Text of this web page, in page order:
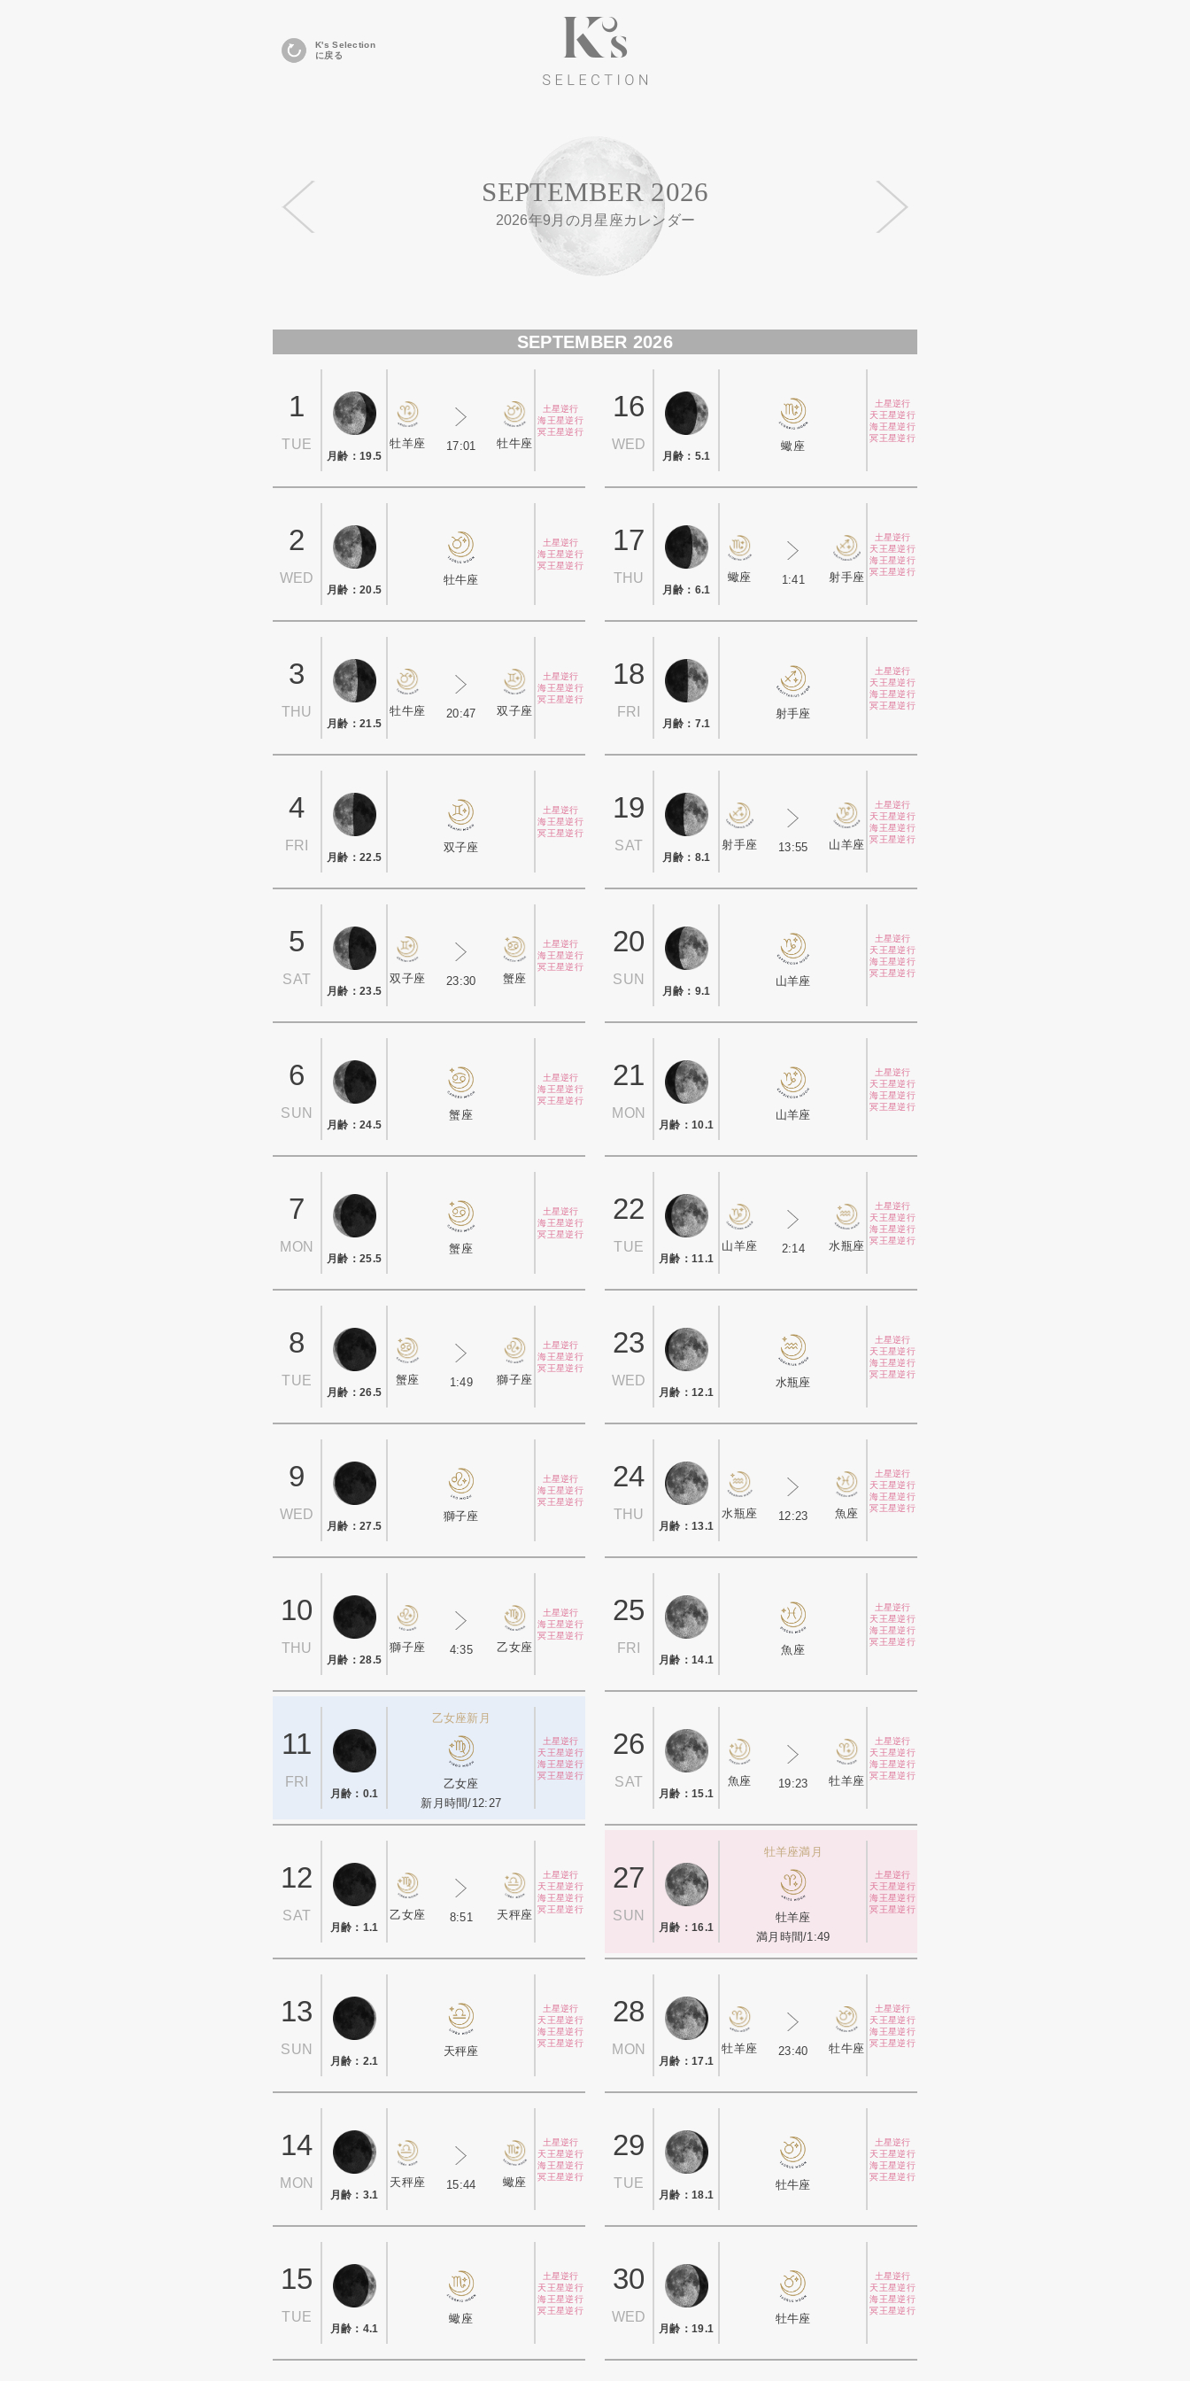
K's Selection
に戻る
SEPTEMBER 2026
2026年9月の月星座カレンダー
SEPTEMBER 2026
1
TUE
月齢：19.5
牡羊座 17:01 牡牛座
土星逆行
海王星逆行
冥王星逆行
2
WED
月齢：20.5
牡牛座
土星逆行
海王星逆行
冥王星逆行
3
THU
月齢：21.5
牡牛座 20:47 双子座
土星逆行
海王星逆行
冥王星逆行
4
FRI
月齢：22.5
双子座
土星逆行
海王星逆行
冥王星逆行
5
SAT
月齢：23.5
双子座 23:30 蟹座
土星逆行
海王星逆行
冥王星逆行
6
SUN
月齢：24.5
蟹座
土星逆行
海王星逆行
冥王星逆行
7
MON
月齢：25.5
蟹座
土星逆行
海王星逆行
冥王星逆行
8
TUE
月齢：26.5
蟹座 1:49 獅子座
土星逆行
海王星逆行
冥王星逆行
9
WED
月齢：27.5
獅子座
土星逆行
海王星逆行
冥王星逆行
10
THU
月齢：28.5
獅子座 4:35 乙女座
土星逆行
海王星逆行
冥王星逆行
11
FRI
月齢：0.1
乙女座新月
乙女座
新月時間/12:27
土星逆行
天王星逆行
海王星逆行
冥王星逆行
12
SAT
月齢：1.1
乙女座 8:51 天秤座
土星逆行
天王星逆行
海王星逆行
冥王星逆行
13
SUN
月齢：2.1
天秤座
土星逆行
天王星逆行
海王星逆行
冥王星逆行
14
MON
月齢：3.1
天秤座 15:44 蠍座
土星逆行
天王星逆行
海王星逆行
冥王星逆行
15
TUE
月齢：4.1
蠍座
土星逆行
天王星逆行
海王星逆行
冥王星逆行
16
WED
月齢：5.1
蠍座
土星逆行
天王星逆行
海王星逆行
冥王星逆行
17
THU
月齢：6.1
蠍座 1:41 射手座
土星逆行
天王星逆行
海王星逆行
冥王星逆行
18
FRI
月齢：7.1
射手座
土星逆行
天王星逆行
海王星逆行
冥王星逆行
19
SAT
月齢：8.1
射手座 13:55 山羊座
土星逆行
天王星逆行
海王星逆行
冥王星逆行
20
SUN
月齢：9.1
山羊座
土星逆行
天王星逆行
海王星逆行
冥王星逆行
21
MON
月齢：10.1
山羊座
土星逆行
天王星逆行
海王星逆行
冥王星逆行
22
TUE
月齢：11.1
山羊座 2:14 水瓶座
土星逆行
天王星逆行
海王星逆行
冥王星逆行
23
WED
月齢：12.1
水瓶座
土星逆行
天王星逆行
海王星逆行
冥王星逆行
24
THU
月齢：13.1
水瓶座 12:23 魚座
土星逆行
天王星逆行
海王星逆行
冥王星逆行
25
FRI
月齢：14.1
魚座
土星逆行
天王星逆行
海王星逆行
冥王星逆行
26
SAT
月齢：15.1
魚座 19:23 牡羊座
土星逆行
天王星逆行
海王星逆行
冥王星逆行
27
SUN
月齢：16.1
牡羊座満月
牡羊座
満月時間/1:49
土星逆行
天王星逆行
海王星逆行
冥王星逆行
28
MON
月齢：17.1
牡羊座 23:40 牡牛座
土星逆行
天王星逆行
海王星逆行
冥王星逆行
29
TUE
月齢：18.1
牡牛座
土星逆行
天王星逆行
海王星逆行
冥王星逆行
30
WED
月齢：19.1
牡牛座
土星逆行
天王星逆行
海王星逆行
冥王星逆行